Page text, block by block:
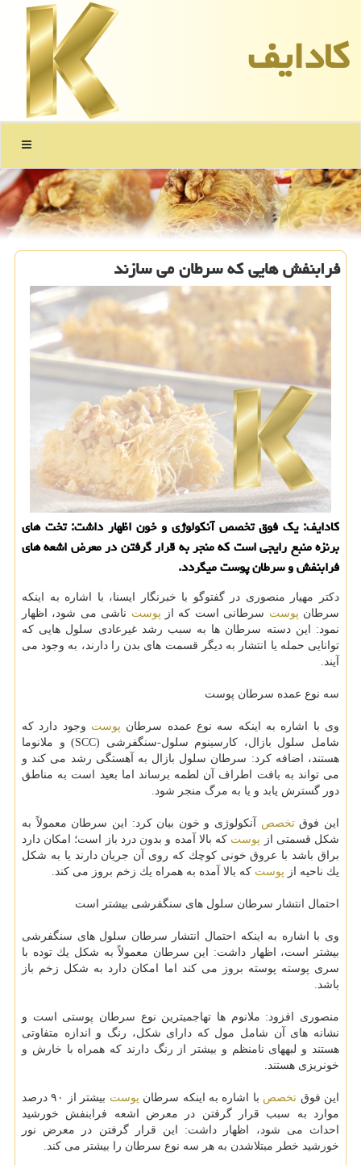
كادایف
منو
فرابنفش هایی كه سرطان می سازند
كادایف: یك فوق تخصص آنكولوژی و خون اظهار داشت: تخت های
برنزه منبع رایجی است كه منجر به قرار گرفتن در معرض اشعه های
فرابنفش و سرطان پوست میگردد.
دكتر مهیار منصوری در گفت‎وگو با خبرنگار ایسنا، با اشاره به اینكه
سرطان پوست سرطانی است كه از پوست ناشی می شود، اظهار
نمود: این دسته سرطان ها به سبب رشد غیرعادی سلول هایی كه
توانایی حمله یا انتشار به دیگر قسمت های بدن را دارند، به وجود می
آیند.
سه نوع عمده سرطان پوست
وی با اشاره به اینكه سه نوع عمده سرطان پوست وجود دارد كه
شامل سلول بازال، كارسینوم سلول-سنگفرشی (SCC) و ملانوما
هستند، اضافه كرد: سرطان سلول بازال به آهستگی رشد می كند و
می تواند به بافت اطراف آن لطمه برساند اما بعید است به مناطق
دور گسترش یابد و یا به مرگ منجر شود.
این فوقتخصص آنكولوژی و خون بیان كرد: این سرطان معمولاً به
شكل قسمتی از پوست كه بالا آمده و بدون درد باز است؛ امكان دارد
براق باشد با عروق خونی كوچك كه روی آن جریان دارند یا به شكل
یك ناحیه از پوست كه بالا آمده به همراه یك زخم بروز می كند.
احتمال انتشار سرطان سلول های سنگفرشی بیشتر است
وی با اشاره به اینكه احتمال انتشار سرطان سلول های سنگفرشی
بیشتر است، اظهار داشت: این سرطان معمولاً به شكل یك توده با
سری پوسته پوسته بروز می كند اما امكان دارد به شكل زخم باز
باشد.
منصوری افزود: ملانوم ها تهاجمی‎ترین نوع سرطان پوستی است و
نشانه های آن شامل مول كه دارای شكل، رنگ و اندازه متفاوتی
هستند و لبه‎های نامنظم و بیشتر از رنگ دارند كه همراه با خارش و
خونریزی هستند.
این فوق تخصص با اشاره به اینكه سرطان پوست
بیشتر از ۹۰ درصد
موارد به سبب قرار گرفتن در معرض اشعه فرابنفش خورشید
احداث می شود، اظهار داشت: این قرار گرفتن در معرض نور
خورشید خطر مبتلاشدن به هر سه نوع سرطان را بیشتر می كند.